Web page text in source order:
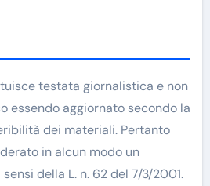
testata giornalistica e non
essendo aggiornato secondo la
dei materiali. Pertanto
in alcun modo un
della L. n. 62 del 7/3/2001.